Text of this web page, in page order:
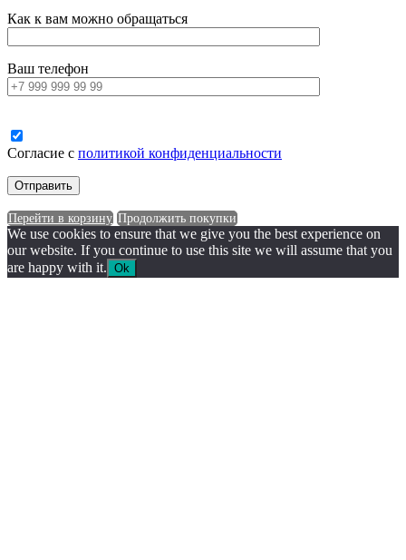
Как к вам можно обращаться
Ваш телефон
Согласие с политикой конфиденциальности
Перейти в корзину Продолжить покупки
We use cookies to ensure that we give you the best experience on
our website. If you continue to use this site we will assume that you
are happy with it. Ok